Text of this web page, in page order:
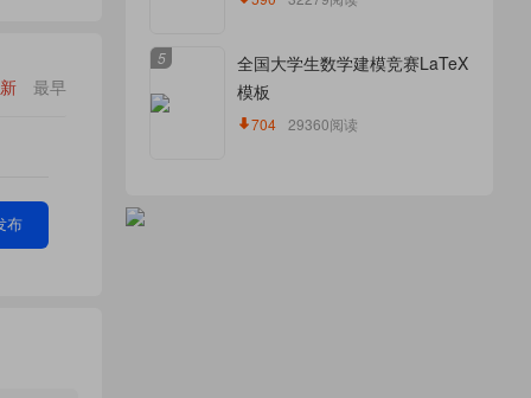
最早
布
5
全国大学生数学建模竞赛LaTeX
模板
704 29360阅读